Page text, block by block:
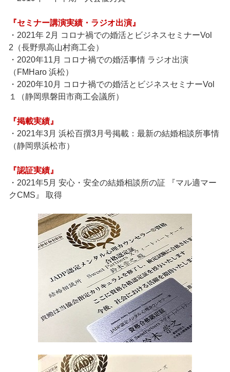
『セミナー講演実績・ラジオ出演』
・2021年 2月 コロナ禍での婚活とビジネスセミナーVol
2（長野県高山村商工会）
・2020年11月 コロナ禍での婚活事情 ラジオ出演
（FMHaro 浜松）
・2020年10月 コロナ禍での婚活とビジネスセミナーVol
１（静岡県磐田市商工会議所）
『掲載実績』
・2021年3月 浜松百撰3月号掲載：最新の結婚相談所事情
（静岡県浜松市）
『認証実績』
・2021年5月 安心・安全の結婚相談所の証 『マル適マー
クCMS』 取得